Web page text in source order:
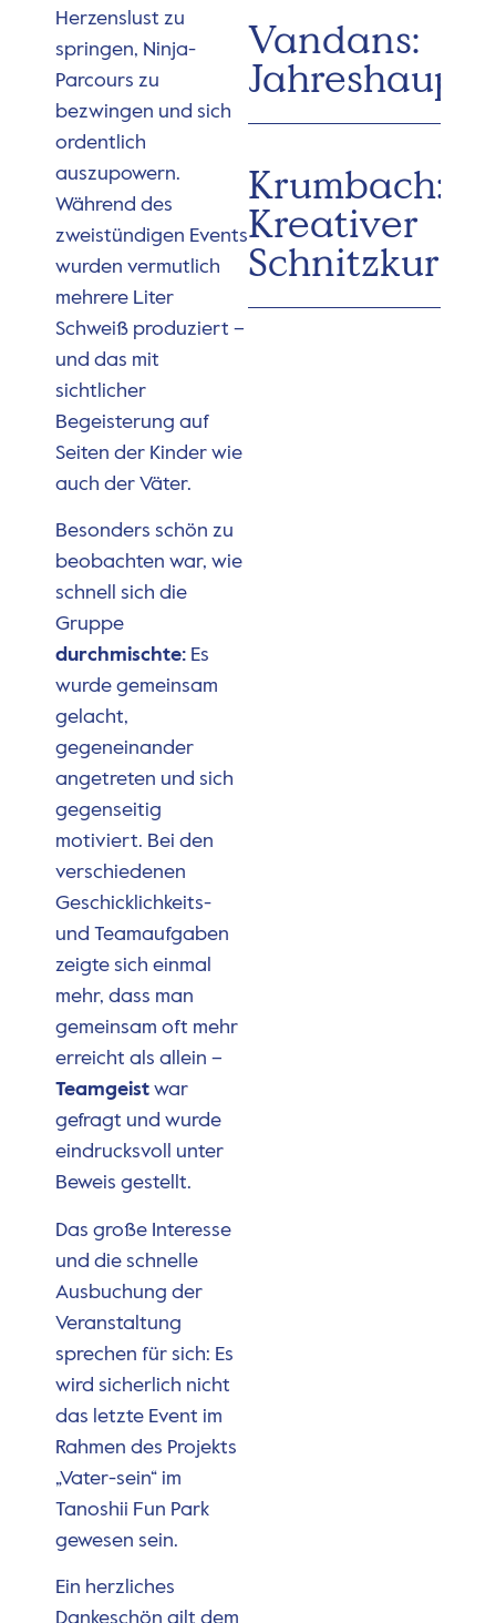
Herzenslust zu
springen, Ninja-
Parcours zu
bezwingen und sich
ordentlich
auszupowern.
Während des
zweistündigen Events
wurden vermutlich
mehrere Liter
Schweiß produziert –
und das mit
sichtlicher
Begeisterung auf
Seiten der Kinder wie
auch der Väter.
Besonders schön zu
beobachten war, wie
schnell sich die
Gruppe
durchmischte: Es
wurde gemeinsam
gelacht,
gegeneinander
angetreten und sich
gegenseitig
motiviert. Bei den
verschiedenen
Geschicklichkeits-
und Teamaufgaben
zeigte sich einmal
mehr, dass man
gemeinsam oft mehr
erreicht als allein –
Teamgeist war
gefragt und wurde
eindrucksvoll unter
Beweis gestellt.
Das große Interesse
und die schnelle
Ausbuchung der
Veranstaltung
sprechen für sich: Es
wird sicherlich nicht
das letzte Event im
Rahmen des Projekts
„Vater-sein“ im
Tanoshii Fun Park
gewesen sein.
Ein herzliches
Dankeschön gilt dem
Vandans:
Krumbach:
Kreativer
Schnitzkurs